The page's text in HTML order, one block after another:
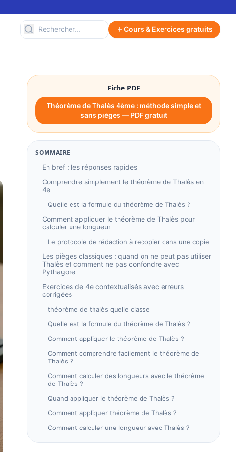
Cours & Exercices gratuits
Fiche PDF
Théorème de Thalès 4ème : méthode simple et
sans pièges — PDF gratuit
SOMMAIRE
En bref : les réponses rapides
Comprendre simplement le théorème de Thalès en
4e
Quelle est la formule du théorème de Thalès ?
Comment appliquer le théorème de Thalès pour
calculer une longueur
Le protocole de rédaction à recopier dans une copie
Les pièges classiques : quand on ne peut pas utiliser
Thalès et comment ne pas confondre avec
Pythagore
Exercices de 4e contextualisés avec erreurs
corrigées
théorème de thalès quelle classe
Quelle est la formule du théorème de Thalès ?
Comment appliquer le théorème de Thalès ?
Comment comprendre facilement le théorème de
Thalès ?
Comment calculer des longueurs avec le théorème
de Thalès ?
Quand appliquer le théorème de Thalès ?
Comment appliquer théorème de Thalès ?
Comment calculer une longueur avec Thalès ?